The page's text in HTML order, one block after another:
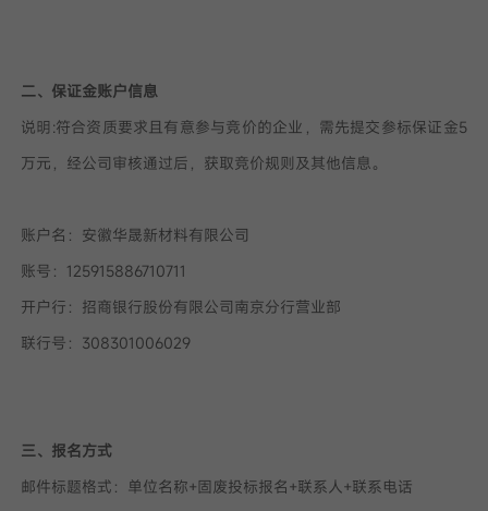
二、保证金账户信息
说明:符合资质要求且有意参与竞价的企业，需先提交参标保证金5
万元，经公司审核通过后，获取竞价规则及其他信息。
账户名：安徽华晟新材料有限公司
账号：125915886710711
开户行：招商银行股份有限公司南京分行营业部
联行号：308301006029
三、报名方式
邮件标题格式：单位名称+固废投标报名+联系人+联系电话